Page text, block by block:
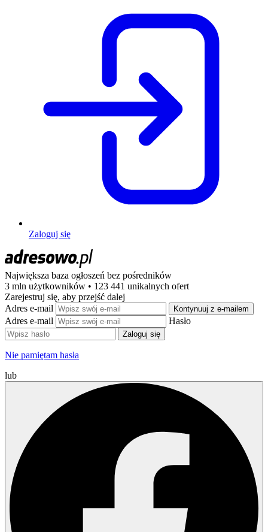
Zaloguj się
Największa baza ogłoszeń bez pośredników
3 mln użytkowników • 123 441 unikalnych ofert
Zarejestruj się, aby przejść dalej
Adres e-mail
Kontynuuj z e-mailem
Adres e-mail Hasło
Zaloguj się
Nie pamiętam hasła
lub